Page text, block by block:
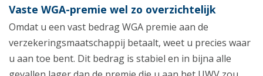
Vaste WGA-premie wel zo overzichtelijk
Omdat u een vast bedrag WGA premie aan de
verzekeringsmaatschappij betaalt, weet u precies waar
u aan toe bent. Dit bedrag is stabiel en in bijna alle